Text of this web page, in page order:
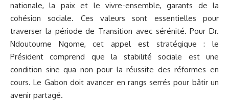
nationale, la paix et le vivre-ensemble, garants de la
cohésion sociale. Ces valeurs sont essentielles pour
traverser la période de Transition avec sérénité. Pour Dr.
Ndoutoume Ngome, cet appel est stratégique : le
Président comprend que la stabilité sociale est une
condition sine qua non pour la réussite des réformes en
cours. Le Gabon doit avancer en rangs serrés pour bâtir un
avenir partagé.